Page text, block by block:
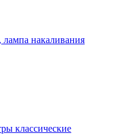
накаливания
классические